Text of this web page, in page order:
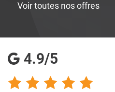
Voir toutes nos offres
4.9/5